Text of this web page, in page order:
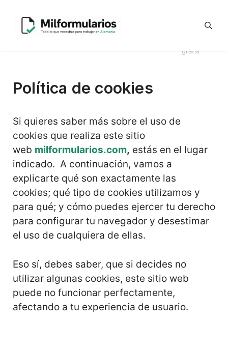
contenido Telegram
#8044
(sin
Revisión
CV en
Kündigung
gratis
Política de cookies
Si quieres saber más sobre el uso de
cookies que realiza este sitio
web milformularios.com, estás en el lugar
indicado. A continuación, vamos a
explicarte qué son exactamente las
cookies; qué tipo de cookies utilizamos y
para qué; y cómo puedes ejercer tu derecho
para configurar tu navegador y desestimar
el uso de cualquiera de ellas.
Eso sí, debes saber, que si decides no
utilizar algunas cookies, este sitio web
puede no funcionar perfectamente,
afectando a tu experiencia de usuario.